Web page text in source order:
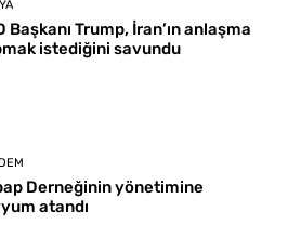
Başkanı Trump, İran’ın anlaşma
istediğini savundu
Derneğinin yönetimine
atandı